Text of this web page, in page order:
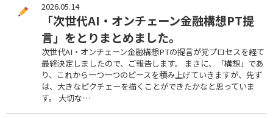
2026.05.14
「次世代AI・オンチェーン金融構想PT提
言」をとりまとめました。
次世代AI・オンチェーン金融構想PTの提言が党プロセスを経て
最終決定しましたので、ご報告します。 まさに、「構想」であ
り、これから一つ一つのピースを積み上げていきますが、先ず
は、大きなピクチェーを描くことができたかなと思っていま
す。 大切な…